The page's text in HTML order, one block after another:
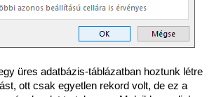
üres adatbázis-táblázatban hoztunk létre
ott csak egyetlen rekord volt, de ez a